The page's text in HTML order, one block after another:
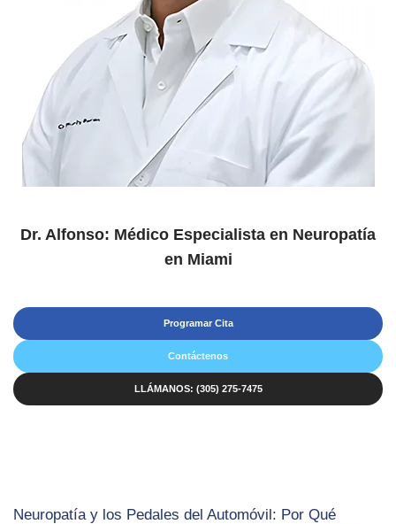
Dr. Alfonso: Médico Especialista en Neuropatía
en Miami
Programar Cita
Contáctenos
LLÁMANOS: (305) 275-7475
Neuropatía y los Pedales del Automóvil: Por Qué